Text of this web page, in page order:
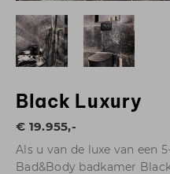
Black Luxury
€ 19.955,-
Als u van de luxe van een
Bad&Body badkamer